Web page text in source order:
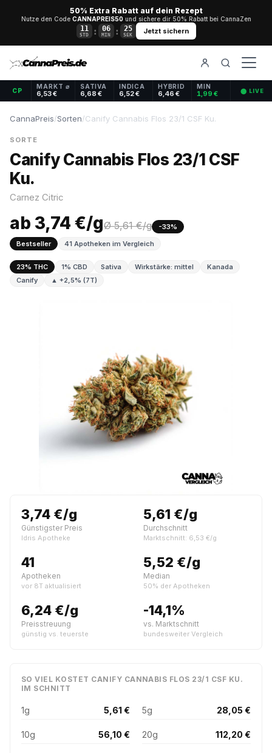
50% Extra Rabatt auf dein Rezept
Nutze den Code CANNAPREIS50und sichere dir 50% Rabatt bei CannaZen
11
STD : 06
MIN : 24
SEK Jetzt sichern
CP
MARKT ⌀
6,53 €
SATIVA
6,68 €
INDICA
6,52 €
HYBRID
6,46 €
MIN
1,99 € ⬤ LIVE
CannaPreis/Sorten/Canify Cannabis Flos 23/1 CSF Ku.
SORTE
Canify Cannabis Flos 23/1 CSF
Ku.
Carnez Citric
ab 3,74 €/gØ 5,61 €/g
-33%
Bestseller
41 Apotheken im Vergleich
23% THC 1% CBD Sativa Wirkstärke: mittel
Kanada
Canify
▲ +2,5% (7T)
3,74 €/g
Günstigster Preis
Idris Apotheke
5,61 €/g
Durchschnitt
Marktschnitt: 6,53 €/g
41
Apotheken
vor 8T aktualisiert
5,52 €/g
Median
50% der Apotheken
6,24 €/g
Preisstreuung
günstig vs. teuerste
-14,1%
vs. Marktschnitt
bundesweiter Vergleich
SO VIEL KOSTET CANIFY CANNABIS FLOS 23/1 CSF KU.
IM SCHNITT
1g 5,61 € 5g 28,05 €
10g 56,10 € 20g 112,20 €